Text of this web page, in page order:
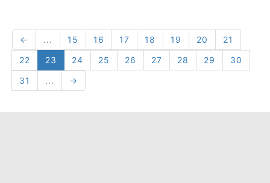
← ... 15 16 17 18 19 20
21
22
23 24 25 26 27 28 29
30
31
... →